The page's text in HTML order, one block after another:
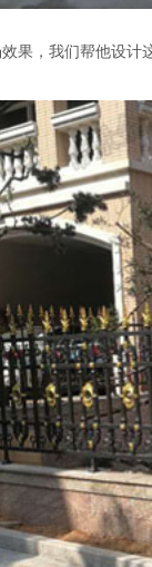
果，我们帮他设计